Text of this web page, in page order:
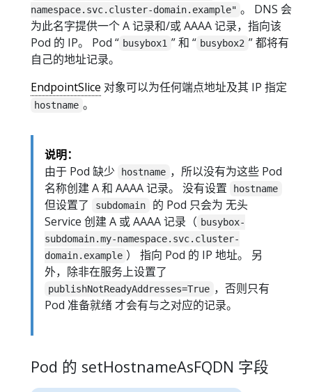
namespace.svc.cluster-domain.example" 。 DNS 会
为此名字提供一个 A 记录和/或 AAAA 记录，指向该
Pod 的 IP。 Pod “ busybox1 ” 和 “ busybox2 ” 都将有
自己的地址记录。
EndpointSlice 对象可以为任何端点地址及其 IP 指定
hostname 。
说明：
由于 Pod 缺少
hostname ，所以没有为这些 Pod
名称创建 A 和 AAAA 记录。 没有设置
hostname
但设置了 subdomain
的 Pod 只会为 无头
Service 创建 A 或 AAAA 记录（ busybox-
subdomain.my-namespace.svc.cluster-
domain.example ） 指向 Pod 的 IP 地址。 另
外，除非在服务上设置了
publishNotReadyAddresses=True ，否则只有
Pod 准备就绪 才会有与之对应的记录。
Pod 的 setHostnameAsFQDN 字段